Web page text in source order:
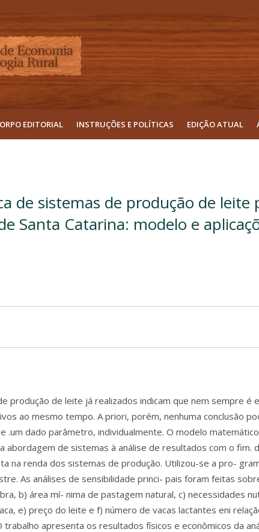
EDITORIAL INSTRUÇÕES E POLÍTICAS EDIÇÃO ATUAL
de sistemas de produção de leite
Santa Catarina: modelo e
produção de leite já realizados indicam que nem sempre é
ao mesmo tempo. A priori, porém, nenhuma conclusão
.um dado parâmetro, individualmente. O modelo
abordagem de sistemas à análise de resultados com o fim.
na renda dos sistemas de produção. Utilizou-se a pro-
As análises de sensibilidade princi- pais foram feitas
b) área mí- nima de pastagem natural, c) necessidades
e) preço do leite e f) número de vacas lactantes eni
trabalho apresenta os resultados físicos e econômicos da